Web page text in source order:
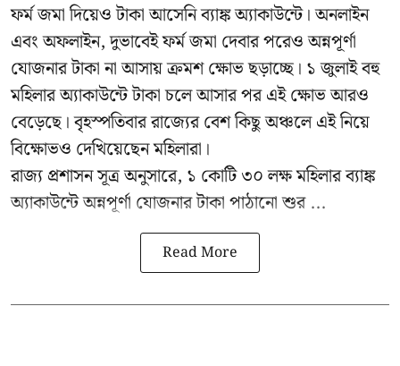
ফর্ম জমা দিয়েও টাকা আসেনি ব্যাঙ্ক অ্যাকাউন্টে। অনলাইন
এবং অফলাইন, দুভাবেই ফর্ম জমা দেবার পরেও অন্নপূর্ণা
যোজনার টাকা না আসায় ক্রমশ ক্ষোভ ছড়াচ্ছে। ১ জুলাই বহু
মহিলার অ্যাকাউন্টে টাকা চলে আসার পর এই ক্ষোভ আরও
বেড়েছে। বৃহস্পতিবার রাজ্যের বেশ কিছু অঞ্চলে এই নিয়ে
বিক্ষোভও দেখিয়েছেন মহিলারা।
রাজ্য প্রশাসন সূত্র অনুসারে, ১ কোটি ৩০ লক্ষ মহিলার ব্যাঙ্ক
অ্যাকাউন্টে অন্নপূর্ণা যোজনার টাকা পাঠানো শুর ...
Read More